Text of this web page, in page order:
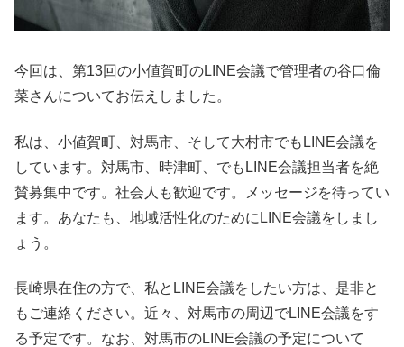
今回は、第13回の小値賀町のLINE会議で管理者の谷口倫
菜さんについてお伝えしました。
私は、小値賀町、対馬市、そして大村市でもLINE会議を
しています。対馬市、時津町、でもLINE会議担当者を絶
賛募集中です。社会人も歓迎です。メッセージを待ってい
ます。あなたも、地域活性化のためにLINE会議をしまし
ょう。
長崎県在住の方で、私とLINE会議をしたい方は、是非と
もご連絡ください。近々、対馬市の周辺でLINE会議をす
る予定です。なお、対馬市のLINE会議の予定について